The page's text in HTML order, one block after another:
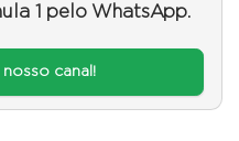
1 pelo WhatsApp.
canal!